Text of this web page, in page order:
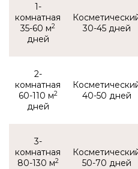
1-
комнатная
35-60 м2 30-45
2-
комнатная
60-110 м2 40-50
3-
комнатная
80-130 м2 50-70